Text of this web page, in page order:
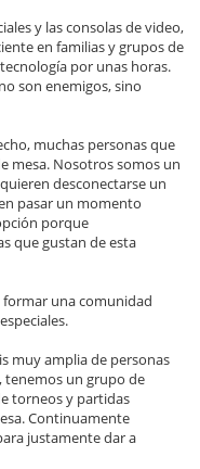
y las consolas de video,
en familias y grupos de
por unas horas.
son enemigos, sino
muchas personas que
mesa. Nosotros somos un
desconectarse un
pasar un momento
porque
que gustan de esta
una comunidad
muy amplia de personas
tenemos un grupo de
torneos y partidas
Continuamente
justamente dar a